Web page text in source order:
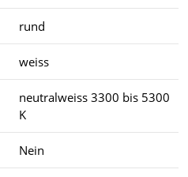
rund
weiss
neutralweiss 3300 bis 5300
K
Nein